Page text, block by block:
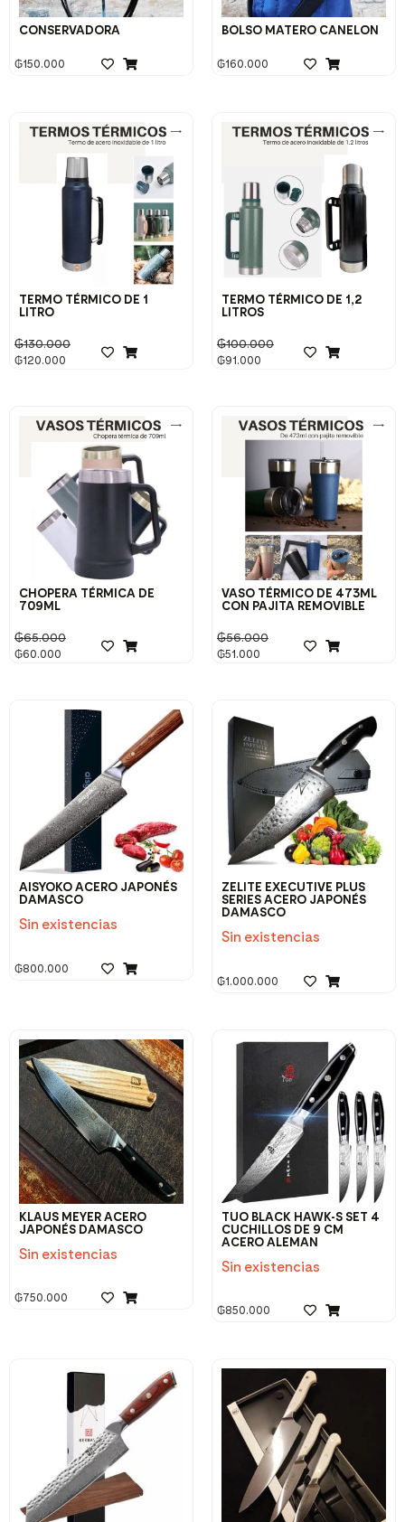
CONSERVADORA
₲150.000
BOLSO MATERO CANELON
₲160.000
TERMO TÉRMICO DE 1
LITRO
₲130.000
₲120.000
TERMO TÉRMICO DE 1,2
LITROS
₲100.000
₲91.000
CHOPERA TÉRMICA DE
709ML
₲65.000
₲60.000
VASO TÉRMICO DE 473ML
CON PAJITA REMOVIBLE
₲56.000
₲51.000
AISYOKO ACERO JAPONÉS
DAMASCO
Sin existencias
₲800.000
ZELITE EXECUTIVE PLUS
SERIES ACERO JAPONÉS
DAMASCO
Sin existencias
₲1.000.000
KLAUS MEYER ACERO
JAPONÉS DAMASCO
Sin existencias
₲750.000
TUO BLACK HAWK-S SET 4
CUCHILLOS DE 9 CM
ACERO ALEMAN
Sin existencias
₲850.000